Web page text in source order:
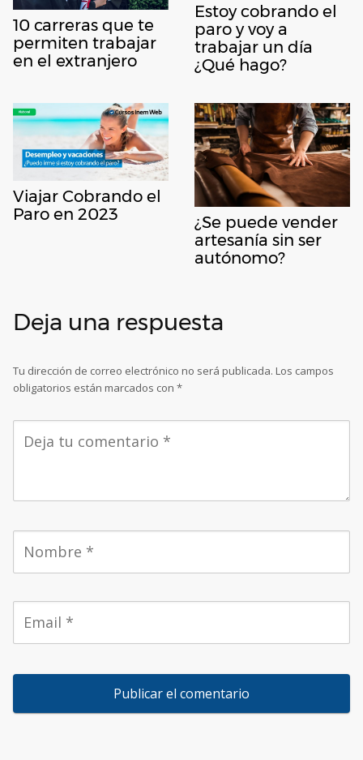
10 carreras que te
permiten trabajar
en el extranjero
Estoy cobrando el
paro y voy a
trabajar un día
¿Qué hago?
Viajar Cobrando el
Paro en 2023
¿Se puede vender
artesanía sin ser
autónomo?
Deja una respuesta
Tu dirección de correo electrónico no será publicada. Los campos
obligatorios están marcados con *